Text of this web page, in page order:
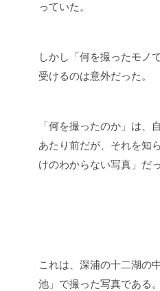
っていた。
しかし「何を撮ったモノ
受けるのは意外だった。
「何を撮ったのか」は、
あたり前だが、それを知
けのわからない写真」だ
これは、深浦の十二湖の
池」で撮った写真である。